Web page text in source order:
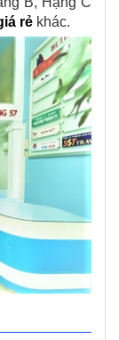
rẻ khác.